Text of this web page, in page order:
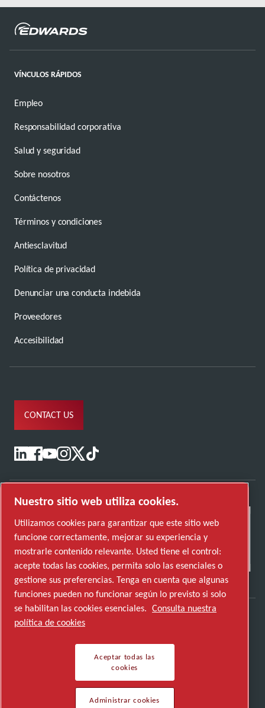
VÍNCULOS RÁPIDOS
Empleo
Responsabilidad corporativa
Salud y seguridad
Sobre nosotros
Contáctenos
Términos y condiciones
Antiesclavitud
Política de privacidad
Denunciar una conducta indebida
Proveedores
Accesibilidad
CONTACT US
tecnología que transforma el futuro.
Visita la web de Atlas Copco Group
Parte de Atlas Copco Group
© 2026 Copyright. Todos los derechos reservados.
Nuestro sitio web utiliza cookies.
Utilizamos cookies para garantizar que este sitio web
funcione correctamente, mejorar su experiencia y
mostrarle contenido relevante. Usted tiene el control:
acepte todas las cookies, permita solo las esenciales o
gestione sus preferencias. Tenga en cuenta que algunas
funciones pueden no funcionar según lo previsto si solo
se habilitan las cookies esenciales. Consulta nuestra
política de cookies
Aceptar todas las
cookies
Administrar cookies